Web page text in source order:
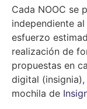
Cada NOOC se
independiente
esfuerzo
realización de
propuestas en
digital
mochila de